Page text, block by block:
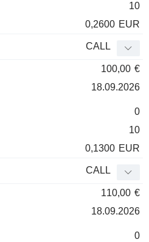
10
0,2600 EUR
CALL
100,00 €
18.09.2026
0
10
0,1300 EUR
CALL
110,00 €
18.09.2026
0